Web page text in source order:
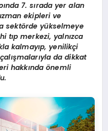
ında 7. sırada yer alan
ekipleri ve
sektörde yükselmeye
tıp merkezi, yalnızca
kalmayıp, yenilikçi
çalışmalarıyla da dikkat
hakkındaönemli